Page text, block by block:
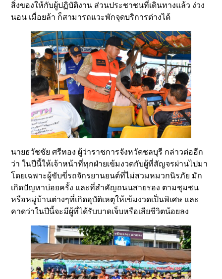
สิ่งของให้กับผู้ปฏิบัติงาน ส่วนประชาชนที่เดินทางแล้ว ง่วง
นอน เมื่อยล้า ก็สามารถแวะพักจุดบริการต่างได้
นายธวัชชัย ศรีทอง ผู้ว่าราชการจังหวัดชลบุรี กล่าวต่ออีก
ว่า ในปีนี้ให้เจ้าหน้าที่ทุกฝ่ายเข้มงวดกับผู้ที่สัญจรผ่านไปมา
โดยเฉพาะผู้ขับขี่รถจักรยานยนต์ที่ไม่สวมหมวกนิรภัย มัก
เกิดปัญหาบ่อยครั้ง และที่สำคัญถนนสายรอง ตามชุมชน
หรือหมู่บ้านต่างๆที่เกิดอุบัติเหตุให้เข้มงวดเป็นพิเศษ และ
คาดว่าในปีนี้จะมีผู้ที่ได้รับบาดเจ็บหรือเสียชีวิตน้อยลง